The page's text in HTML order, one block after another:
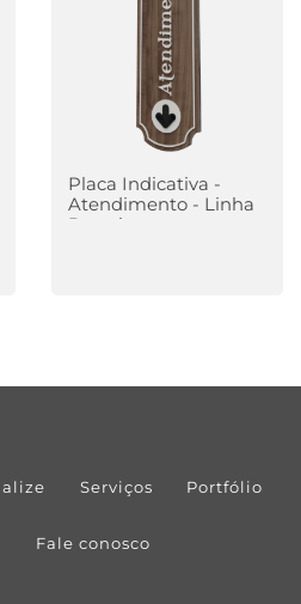
Placa Indicativa -
Atendimento - Linha
Premium
Serviços Portfólio
Fale conosco